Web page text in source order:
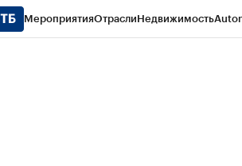
МероприятияОтраслиНедвижимость